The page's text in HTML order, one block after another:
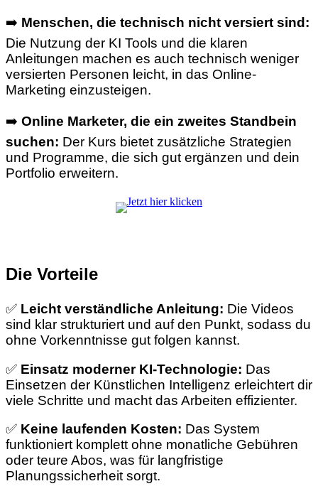
➡️ Menschen, die technisch nicht versiert sind:
Die Nutzung der KI Tools und die klaren
Anleitungen machen es auch technisch weniger
versierten Personen leicht, in das Online-
Marketing einzusteigen.
➡️ Online Marketer, die ein zweites Standbein
suchen: Der Kurs bietet zusätzliche Strategien
und Programme, die sich gut ergänzen und dein
Portfolio erweitern.
Die Vorteile
✅ Leicht verständliche Anleitung: Die Videos
sind klar strukturiert und auf den Punkt, sodass du
ohne Vorkenntnisse gut folgen kannst.
✅ Einsatz moderner KI-Technologie: Das
Einsetzen der Künstlichen Intelligenz erleichtert dir
viele Schritte und macht das Arbeiten effizienter.
✅ Keine laufenden Kosten: Das System
funktioniert komplett ohne monatliche Gebühren
oder teure Abos, was für langfristige
Planungssicherheit sorgt.